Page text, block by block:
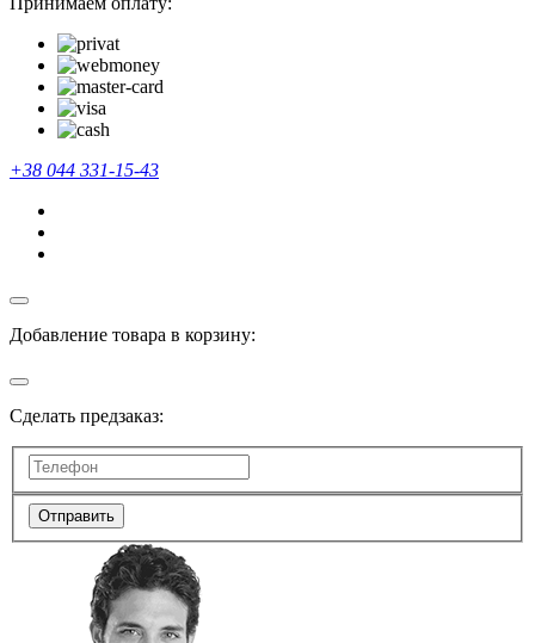
+38 044 331-15-43
Добавление товара в корзину:
Сделать предзаказ:
Отправить